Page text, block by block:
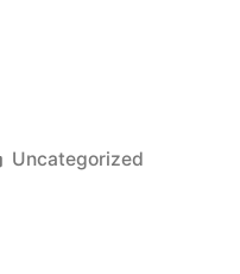
Posted
Uncategorized